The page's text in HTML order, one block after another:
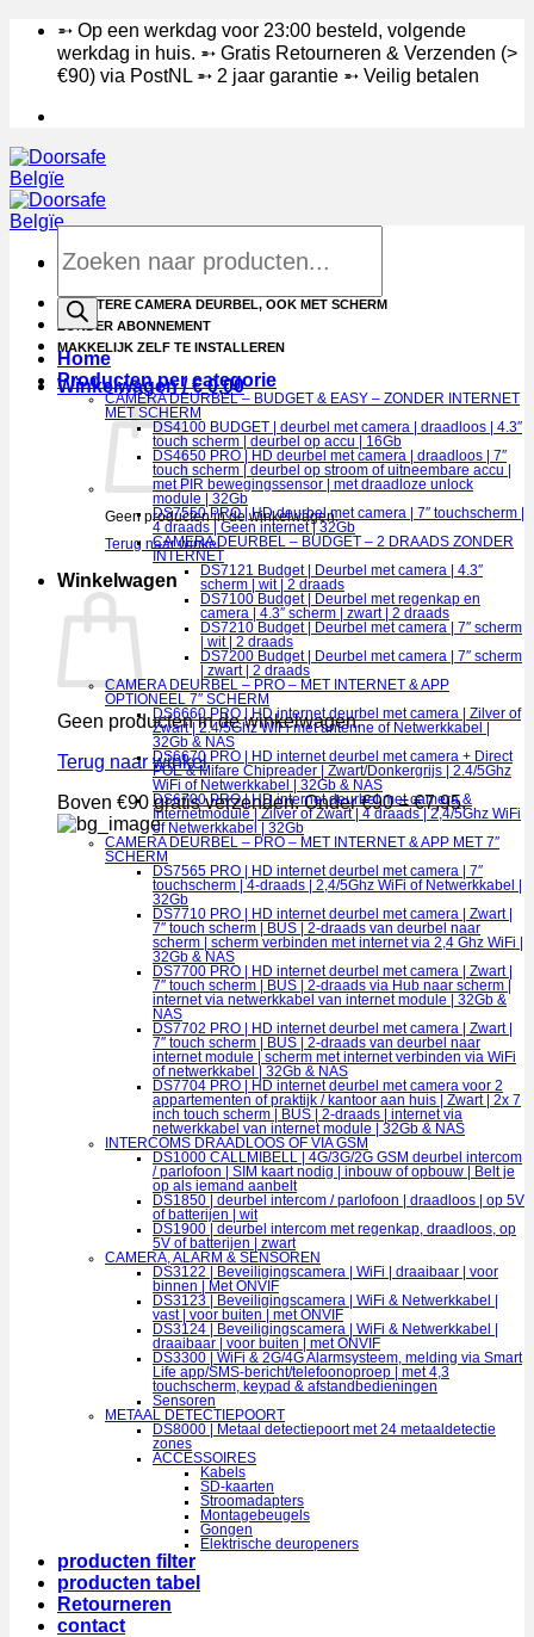
inhoud
➵ Op een werkdag voor 23:00 besteld, volgende
werkdag in huis. ➵ Gratis Retourneren & Verzenden (>
€90) via PostNL ➵ 2 jaar garantie ➵ Veilig betalen
DE BETERE CAMERA DEURBEL, OOK MET SCHERM
ZONDER ABONNEMENT
MAKKELIJK ZELF TE INSTALLEREN
Winkelwagen /€0,00
Geen producten in de winkelwagen.
Terug naar winkel
Winkelwagen
Geen producten in de winkelwagen.
Terug naar winkel
Boven €90 gratis verzenden. Onder €90 = €7,95.
Products
search
Home
Producten per categorie
CAMERA DEURBEL – BUDGET & EASY – ZONDER INTERNET
MET SCHERM
DS4100 BUDGET | deurbel met camera | draadloos | 4.3″
touch scherm | deurbel op accu | 16Gb
DS4650 PRO | HD deurbel met camera | draadloos | 7″
touch scherm | deurbel op stroom of uitneembare accu |
met PIR bewegingssensor | met draadloze unlock
module | 32Gb
DS7550 PRO | HD deurbel met camera | 7″ touchscherm |
4 draads | Geen internet | 32Gb
CAMERA DEURBEL – BUDGET – 2 DRAADS ZONDER
INTERNET
DS7121 Budget | Deurbel met camera | 4.3″
scherm | wit | 2 draads
DS7100 Budget | Deurbel met regenkap en
camera | 4.3″ scherm | zwart | 2 draads
DS7210 Budget | Deurbel met camera | 7″ scherm
| wit | 2 draads
DS7200 Budget | Deurbel met camera | 7″ scherm
| zwart | 2 draads
CAMERA DEURBEL – PRO – MET INTERNET & APP
OPTIONEEL 7″ SCHERM
DS6660 PRO | HD internet deurbel met camera | Zilver of
Zwart | 2.4/5Ghz WiFi met antenne of Netwerkkabel |
32Gb & NAS
DS6670 PRO | HD internet deurbel met camera + Direct
POE & Mifare Chipreader | Zwart/Donkergrijs | 2.4/5Ghz
WiFi of Netwerkkabel | 32Gb & NAS
DS6700 PRO | HD internet deurbel met camera &
Internetmodule | Zilver of Zwart | 4 draads | 2,4/5Ghz WiFi
of Netwerkkabel | 32Gb
CAMERA DEURBEL – PRO – MET INTERNET & APP MET 7″
SCHERM
DS7565 PRO | HD internet deurbel met camera | 7″
touchscherm | 4-draads | 2,4/5Ghz WiFi of Netwerkkabel |
32Gb
DS7710 PRO | HD internet deurbel met camera | Zwart |
7″ touch scherm | BUS | 2-draads van deurbel naar
scherm | scherm verbinden met internet via 2,4 Ghz WiFi |
32Gb & NAS
DS7700 PRO | HD internet deurbel met camera | Zwart |
7″ touch scherm | BUS | 2-draads via Hub naar scherm |
internet via netwerkkabel van internet module | 32Gb &
NAS
DS7702 PRO | HD internet deurbel met camera | Zwart |
7″ touch scherm | BUS | 2-draads van deurbel naar
internet module | scherm met internet verbinden via WiFi
of netwerkkabel | 32Gb & NAS
DS7704 PRO | HD internet deurbel met camera voor 2
appartementen of praktijk / kantoor aan huis | Zwart | 2x 7
inch touch scherm | BUS | 2-draads | internet via
netwerkkabel van internet module | 32Gb & NAS
INTERCOMS DRAADLOOS OF VIA GSM
DS1000 CALLMIBELL | 4G/3G/2G GSM deurbel intercom
/ parlofoon | SIM kaart nodig | inbouw of opbouw | Belt je
op als iemand aanbelt
DS1850 | deurbel intercom / parlofoon | draadloos | op 5V
of batterijen | wit
DS1900 | deurbel intercom met regenkap, draadloos, op
5V of batterijen | zwart
CAMERA, ALARM & SENSOREN
DS3122 | Beveiligingscamera | WiFi | draaibaar | voor
binnen | Met ONVIF
DS3123 | Beveiligingscamera | WiFi & Netwerkkabel |
vast | voor buiten | met ONVIF
DS3124 | Beveiligingscamera | WiFi & Netwerkkabel |
draaibaar | voor buiten | met ONVIF
DS3300 | WiFi & 2G/4G Alarmsysteem, melding via Smart
Life app/SMS-bericht/telefoonoproep | met 4,3
touchscherm, keypad & afstandbedieningen
Sensoren
METAAL DETECTIEPOORT
DS8000 | Metaal detectiepoort met 24 metaaldetectie
zones
ACCESSOIRES
Kabels
SD-kaarten
Stroomadapters
Montagebeugels
Gongen
Elektrische deuropeners
producten filter
producten tabel
Retourneren
contact